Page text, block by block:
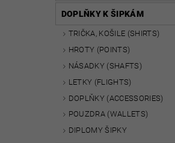
DOPLŇKY K ŠIPKÁM
TRIČKA, KOŠILE (SHIRTS)
HROTY (POINTS)
NÁSADKY (SHAFTS)
LETKY (FLIGHTS)
DOPLŇKY (ACCESSORIES)
POUZDRA (WALLETS)
DIPLOMY ŠIPKY